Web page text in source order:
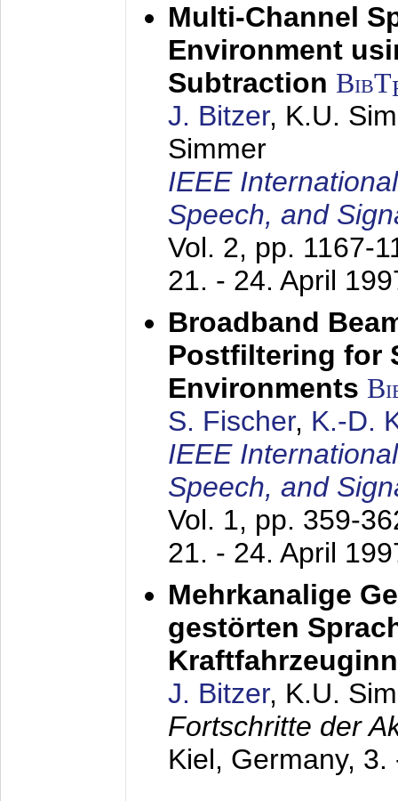
Multi-Channel
Environment
Subtraction BibT
J. Bitzer, K.U.
Simmer
IEEE
Speech, and
Vol. 2, pp. 1167-
21. - 24. April
Broadband
Postfiltering for
Environments
S. Fischer, K.-D.
IEEE
Speech, and
Vol. 1, pp. 359-
21. - 24. April
Mehrkanalige
gestörten
J. Bitzer, K.U.
Fortschritte der
Kiel, Germany, 3.